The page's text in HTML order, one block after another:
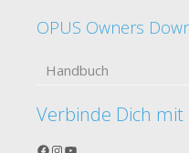
OPUS Owners
Handbuch
Verbinde Dich mit
Facebook
Instagram